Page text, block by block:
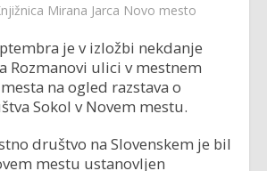
Mirana Jarca Novo mesto
je v izložbi nekdanje
Rozmanovi ulici v mestnem
na ogled razstava o
Sokol v Novem mestu.
društvo na Slovenskem je bil
mestu ustanovljen